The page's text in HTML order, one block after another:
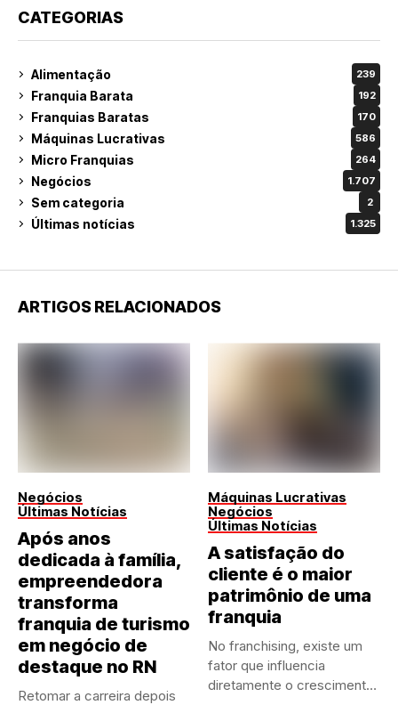
CATEGORIAS
Alimentação 239
Franquia Barata 192
Franquias Baratas 170
Máquinas Lucrativas 586
Micro Franquias 264
Negócios 1.707
Sem categoria 2
Últimas notícias 1.325
ARTIGOS RELACIONADOS
Negócios
Últimas Notícias
Após anos
dedicada à família,
empreendedora
transforma
franquia de turismo
em negócio de
destaque no RN
Retomar a carreira depois
Máquinas Lucrativas
Negócios
Últimas Notícias
A satisfação do
cliente é o maior
patrimônio de uma
franquia
No franchising, existe um
fator que influencia
diretamente o crescimento